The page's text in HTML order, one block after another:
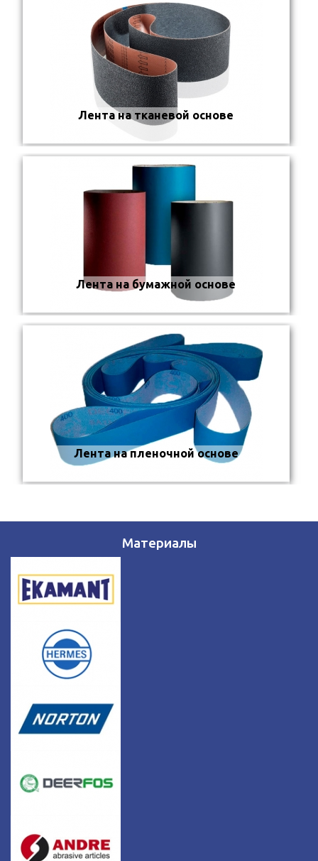
Лента на тканевой основе
Лента на бумажной основе
Лента на пленочной основе
Материалы